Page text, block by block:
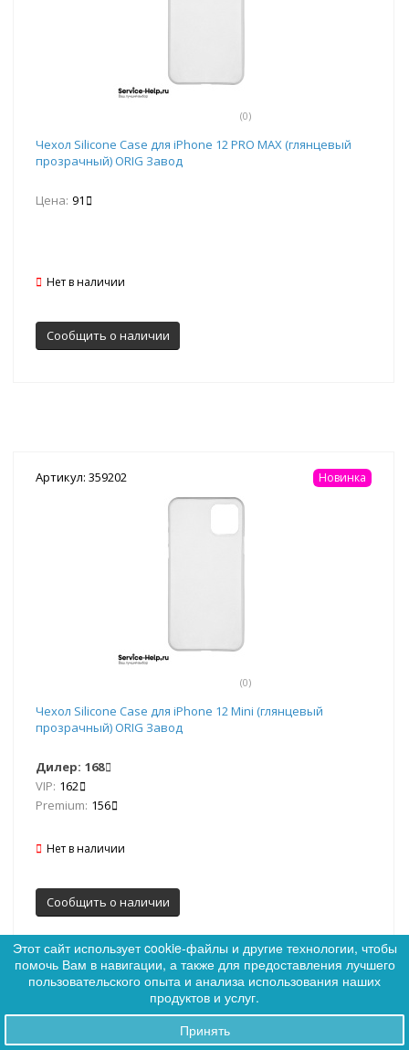
0
(0)
Чехол Silicone Case для iPhone 12 PRO MAX (глянцевый
прозрачный) ORIG Завод
Цена: 91
Нет в наличии
Сообщить о наличии
Артикул: 359202
(0)
Новинка
Чехол Silicone Case для iPhone 12 Mini (глянцевый
прозрачный) ORIG Завод
Дилер: 168
VIP: 162
Premium: 156
Нет в наличии
Сообщить о наличии
Артикул: 359196 Хит
Этот сайт использует cookie-файлы и другие технологии, чтобы
помочь Вам в навигации, а также для предоставления лучшего
пользовательского опыта и анализа использования наших
продуктов и услуг.
Принять